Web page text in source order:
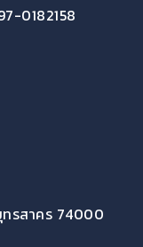
0182158
ทรสาคร 74000